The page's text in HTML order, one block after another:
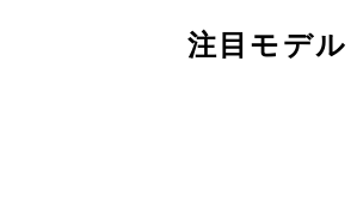
注目モデル